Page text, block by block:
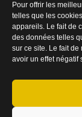
Pour offrir les
telles que les
appareils. Le fait de
des données telles
sur ce site. Le fait
avoir un effet négatif